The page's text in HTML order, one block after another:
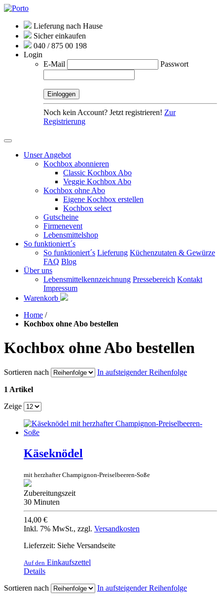
Lieferung nach Hause
Sicher einkaufen
040 / 875 00 198
Login
E-Mail
Passwort
Noch kein Account? Jetzt registrieren! Zur
Registrierung
Unser Angebot
Kochbox abonnieren
Classic Kochbox Abo
Veggie Kochbox Abo
Kochbox ohne Abo
Eigene Kochbox erstellen
Kochbox select
Gutscheine
Firmenevent
Lebensmittelshop
So funktioniert´s
So funktioniert´s Lieferung Küchenzutaten & Gewürze
FAQ Blog
Über uns
Lebensmittelkennzeichnung Pressebereich Kontakt
Impressum
Warenkorb
Home /
Kochbox ohne Abo bestellen
Kochbox ohne Abo bestellen
Sortieren nach In aufsteigender Reihenfolge
1 Artikel
Zeige
Käseknödel
mit herzhafter Champignon-Preiselbeeren-Soße
Zubereitungszeit
30 Minuten
14,00 €
Inkl. 7% MwSt., zzgl. Versandkosten
Lieferzeit: Siehe Versandseite
Auf den Einkaufszettel
Details
Sortieren nach
In aufsteigender Reihenfolge